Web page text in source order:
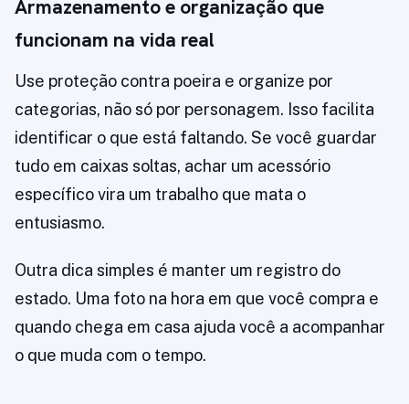
Armazenamento e organização que
funcionam na vida real
Use proteção contra poeira e organize por
categorias, não só por personagem. Isso facilita
identificar o que está faltando. Se você guardar
tudo em caixas soltas, achar um acessório
específico vira um trabalho que mata o
entusiasmo.
Outra dica simples é manter um registro do
estado. Uma foto na hora em que você compra e
quando chega em casa ajuda você a acompanhar
o que muda com o tempo.